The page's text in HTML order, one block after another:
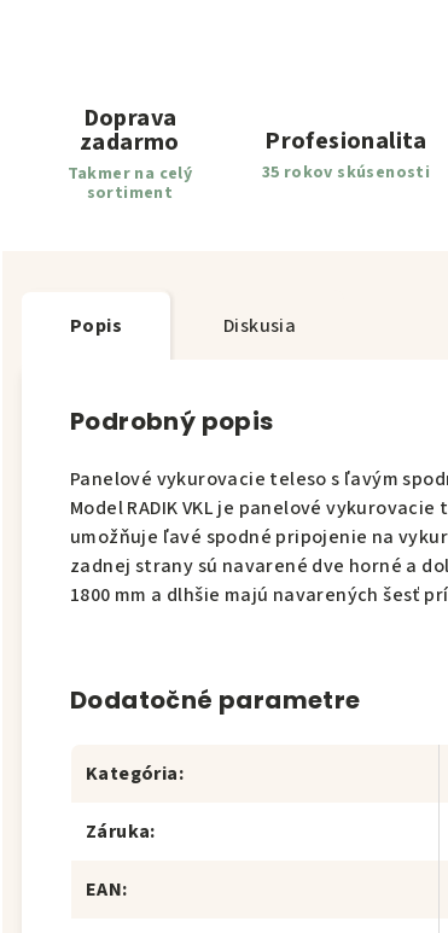
Doprava
zadarmo
Takmer na celý
sortiment
Profesionalita
35 rokov skúsenosti
Popis Diskusia
Podrobný popis
Panelové vykurovacie teleso s ľavým
Model RADIK VKL je panelové vykurovacie
umožňuje ľavé spodné pripojenie na
zadnej strany sú navarené dve horné a
1800 mm a dlhšie majú navarených šesť
Dodatočné parametre
Kategória:
Záruka:
EAN: